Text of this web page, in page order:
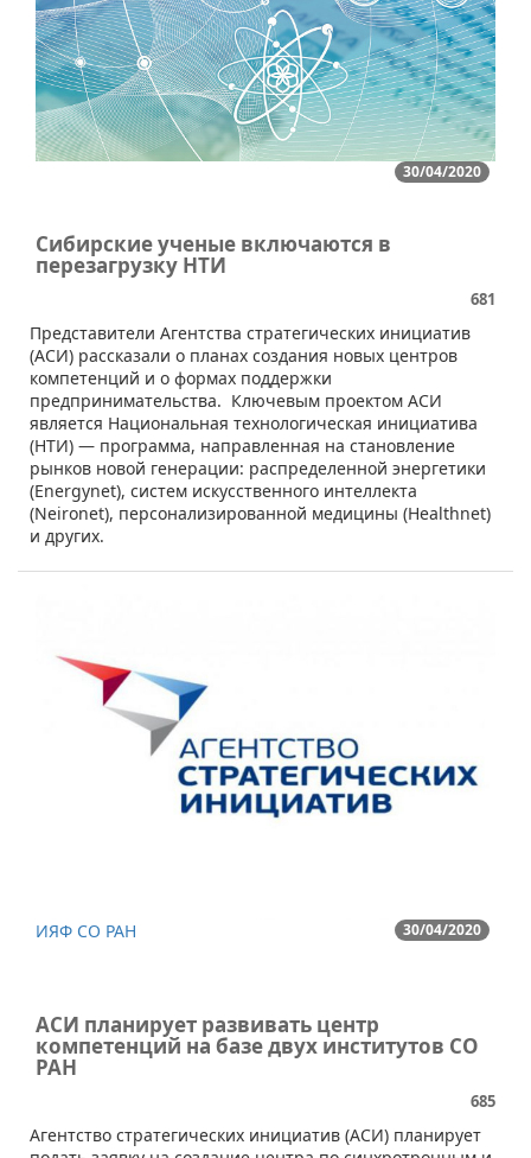
30/04/2020
Сибирские ученые включаются в
перезагрузку НТИ
681
Представители Агентства стратегических инициатив
(АСИ) рассказали о планах создания новых центров
компетенций и о формах поддержки
предпринимательства. Ключевым проектом АСИ
является Национальная технологическая инициатива
(НТИ) — программа, направленная на становление
рынков новой генерации: распределенной энергетики
(Energynet), систем искусственного интеллекта
(Neironet), персонализированной медицины (Healthnet)
и других.
30/04/2020
ИЯФ СО РАН
АСИ планирует развивать центр
компетенций на базе двух институтов СО
РАН
685
​Агентство стратегических инициатив (АСИ) планирует